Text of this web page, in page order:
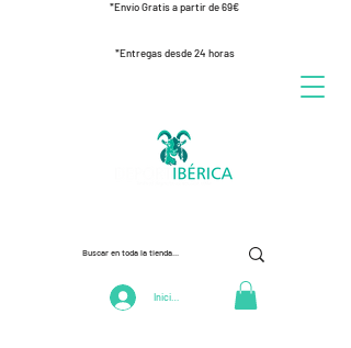
*Envío Gratis a partir de 69€
*Entregas desde 24 horas
Iniciar Sesión